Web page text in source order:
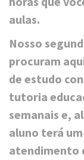
aulas.
Nosso
procuram
de estudo
tutoria
semanais e,
aluno terá um
atendimento